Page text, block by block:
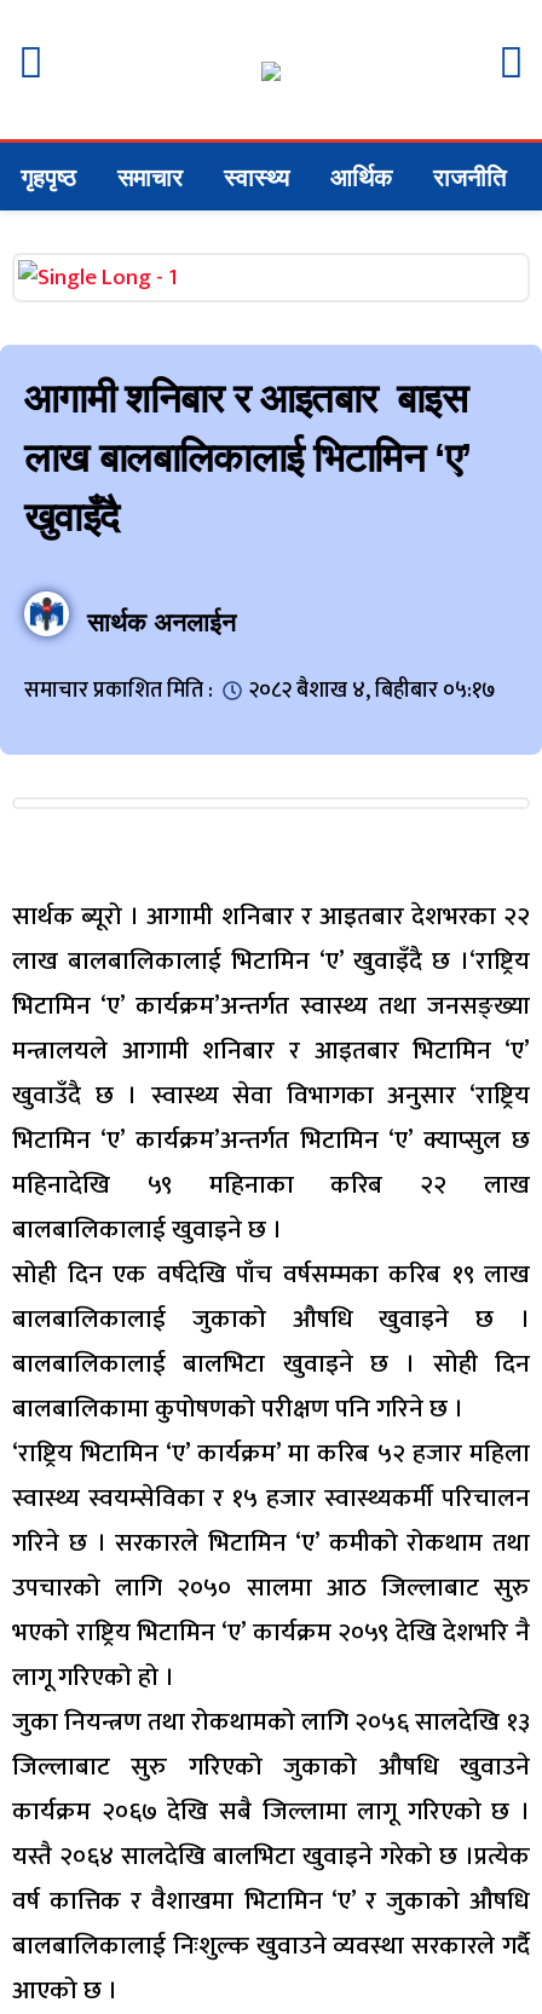
गृहपृष्ठ समाचार स्वास्थ्य आर्थिक राजनीति
आगामी शनिबार र आइतबार बाइस
लाख बालबालिकालाई भिटामिन ‘ए’
खुवाइँदै
सार्थक अनलाईन
समाचार प्रकाशित मिति : २०८२ बैशाख ४, बिहीबार ०५:१७
सार्थक ब्यूरो । आगामी शनिबार र आइतबार देशभरका २२
लाख बालबालिकालाई भिटामिन ‘ए’ खुवाइँदै छ ।‘राष्ट्रिय
भिटामिन ‘ए’ कार्यक्रम’अन्तर्गत स्वास्थ्य तथा जनसङ्ख्या
मन्त्रालयले आगामी शनिबार र आइतबार भिटामिन ‘ए’
खुवाउँदै छ । स्वास्थ्य सेवा विभागका अनुसार ‘राष्ट्रिय
भिटामिन ‘ए’ कार्यक्रम’अन्तर्गत भिटामिन ‘ए’ क्याप्सुल छ
महिनादेखि ५९ महिनाका करिब २२ लाख
बालबालिकालाई खुवाइने छ ।
सोही दिन एक वर्षदेखि पाँच वर्षसम्मका करिब १९ लाख
बालबालिकालाई जुकाको औषधि खुवाइने छ ।
बालबालिकालाई बालभिटा खुवाइने छ । सोही दिन
बालबालिकामा कुपोषणको परीक्षण पनि गरिने छ ।
‘राष्ट्रिय भिटामिन ‘ए’ कार्यक्रम’ मा करिब ५२ हजार महिला
स्वास्थ्य स्वयम्सेविका र १५ हजार स्वास्थ्यकर्मी परिचालन
गरिने छ । सरकारले भिटामिन ‘ए’ कमीको रोकथाम तथा
उपचारको लागि २०५० सालमा आठ जिल्लाबाट सुरु
भएको राष्ट्रिय भिटामिन ‘ए’ कार्यक्रम २०५९ देखि देशभरि नै
लागू गरिएको हो ।
जुका नियन्त्रण तथा रोकथामको लागि २०५६ सालदेखि १३
जिल्लाबाट सुरु गरिएको जुकाको औषधि खुवाउने
कार्यक्रम २०६७ देखि सबै जिल्लामा लागू गरिएको छ ।
यस्तै २०६४ सालदेखि बालभिटा खुवाइने गरेको छ ।प्रत्येक
वर्ष कात्तिक र वैशाखमा भिटामिन ‘ए’ र जुकाको औषधि
बालबालिकालाई निःशुल्क खुवाउने व्यवस्था सरकारले गर्दै
आएको छ ।